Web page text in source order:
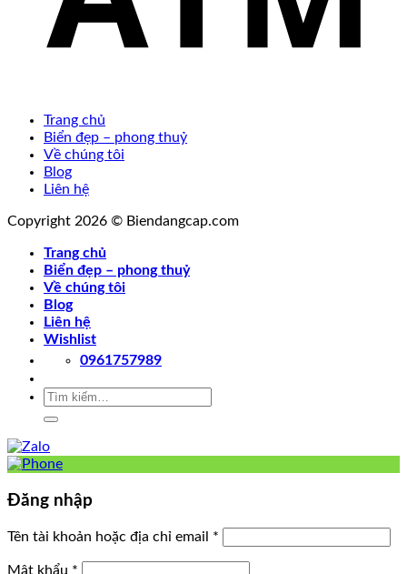
Trang chủ
Biển đẹp – phong thuỷ
Về chúng tôi
Blog
Liên hệ
Copyright 2026 © Biendangcap.com
Trang chủ
Biển đẹp – phong thuỷ
Về chúng tôi
Blog
Liên hệ
Wishlist
0961757989
Tìm
Đăng nhập
Tên tài khoản hoặc địa chỉ email *
Mật khẩu *